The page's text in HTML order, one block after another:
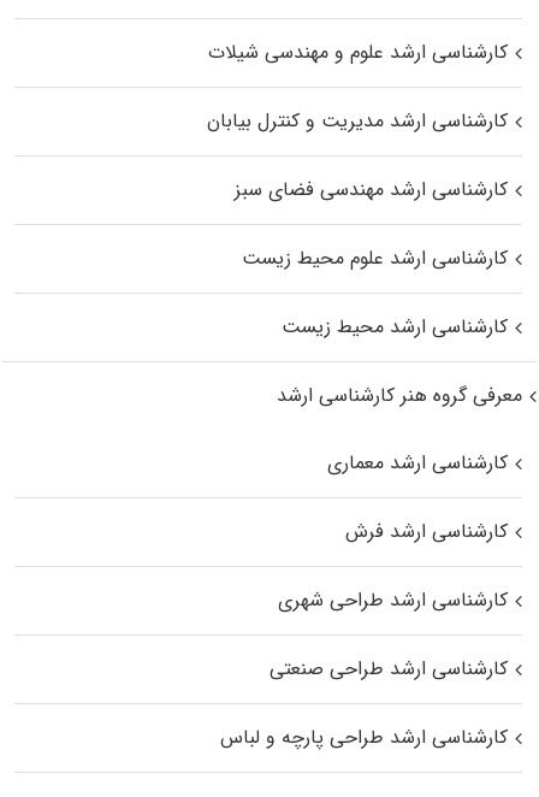
کارشناسی ارشد علوم و مهندسی شیلات
کارشناسی ارشد مدیریت و کنترل بیابان
کارشناسی ارشد مهندسی فضای سبز
کارشناسی ارشد علوم محیط‌ زیست
کارشناسی ارشد محیط زیست
معرفی گروه هنر کارشناسی ارشد
کارشناسی ارشد معماری
کارشناسی ارشد فرش
کارشناسی ارشد طراحی شهری
کارشناسی ارشد طراحی صنعتی
کارشناسی ارشد طراحی پارچه و لباس